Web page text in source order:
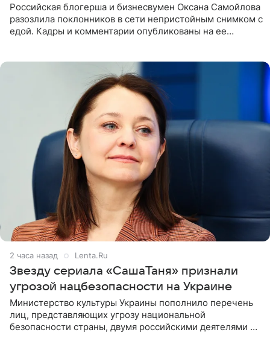
Российская блогерша и бизнесвумен Оксана Самойлова
разозлила поклонников в сети непристойным снимком с
едой. Кадры и комментарии опубликованы на ее
2 часа назад Lenta.Ru
Звезду сериала «СашаТаня» признали
угрозой нацбезопасности на Украине
Министерство культуры Украины пополнило перечень
лиц, представляющих угрозу национальной
безопасности страны, двумя российскими деятелями —